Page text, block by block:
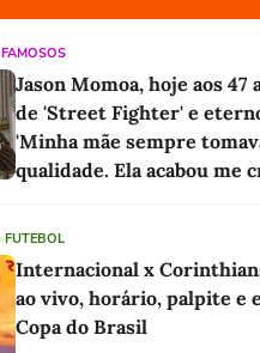
FAMOSOS
Jason Momoa, hoje aos 47
de 'Street Fighter' e
'Minha mãe sempre
qualidade. Ela acabou me
FUTEBOL
Internacional x
ao vivo, horário, palpite e
Copa do Brasil